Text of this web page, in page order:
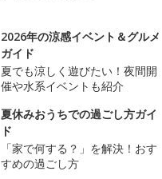
2026年の涼感イベント＆グルメ
ガイド
夏でも涼しく遊びたい！夜間開
催や水系イベントも紹介
夏休みおうちでの過ごし方ガイ
ド
「家で何する？」を解決！おす
すめの過ごし方